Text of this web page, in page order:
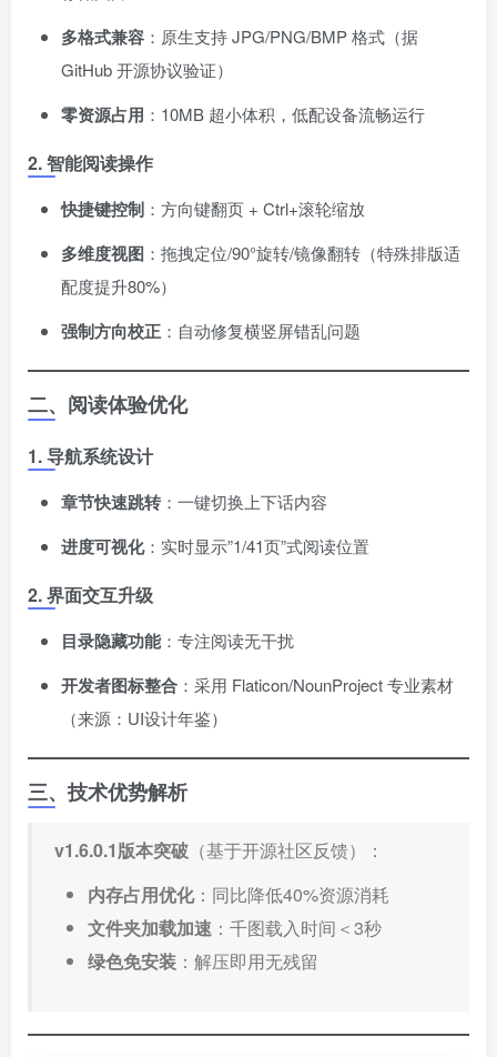
多格式兼容 ​：原生支持 JPG/PNG/BMP 格式（据
GitHub 开源协议验证）
零资源占用 ​：10MB 超小体积，低配设备流畅运行
2. 智能阅读操作
快捷键控制 ​：方向键翻页 + Ctrl+滚轮缩放
多维度视图 ​：拖拽定位/90°旋转/镜像翻转（特殊排版适
配度提升80%）
强制方向校正 ​：自动修复横竖屏错乱问题
二、阅读体验优化
1. 导航系统设计
章节快速跳转​：一键切换上下话内容
进度可视化​：实时显示”1/41页”式阅读位置
2. 界面交互升级
目录隐藏功能​：专注阅读无干扰
开发者图标整合 ​：采用 Flaticon/NounProject 专业素材
（来源：UI设计年鉴）
三、技术优势解析
v1.6.0.1版本突破 ​（基于开源社区反馈）：
内存占用优化​：同比降低40%资源消耗
文件夹加载加速 ​：千图载入时间＜3秒
绿色免安装 ​：解压即用无残留